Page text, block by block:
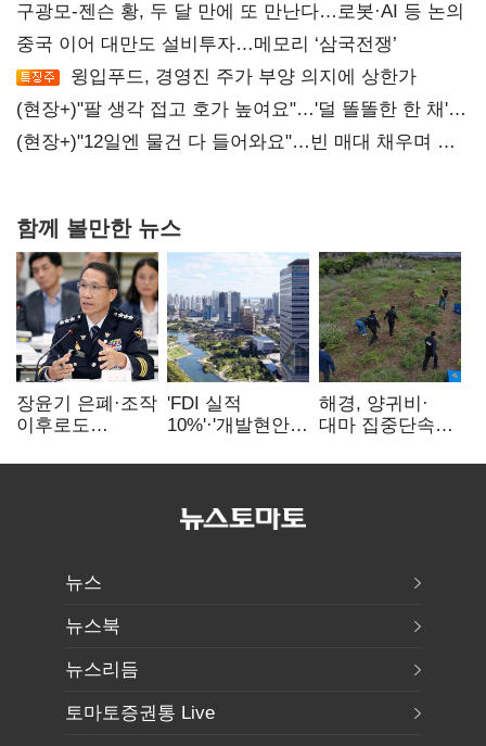
구광모-젠슨 황, 두 달 만에 또 만난다…로봇·AI 등 논의
중국 이어 대만도 설비투자…메모리 ‘삼국전쟁’
윙입푸드, 경영진 주가 부양 의지에 상한가
(현장+)"팔 생각 접고 호가 높여요"…'덜 똘똘한 한 채'
20억 키맞추기
(현장+)"12일엔 물건 다 들어와요"…빈 매대 채우며 문
함께 볼만한 뉴스
장윤기 은폐·조작
이후로도
내부비위…경찰
'FDI 실적
10%'·'개발현안
인천경제청장
해경, 양귀비·
대마 집중단속…
249명 검거
뉴스
뉴스북
뉴스리듬
토마토증권통 Live